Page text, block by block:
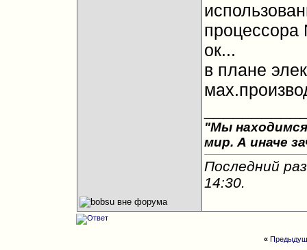
ок...
в плане
"Мы
мир. А иначе
Последний
14:30.
«